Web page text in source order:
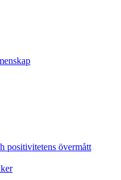
positivitetens övermått